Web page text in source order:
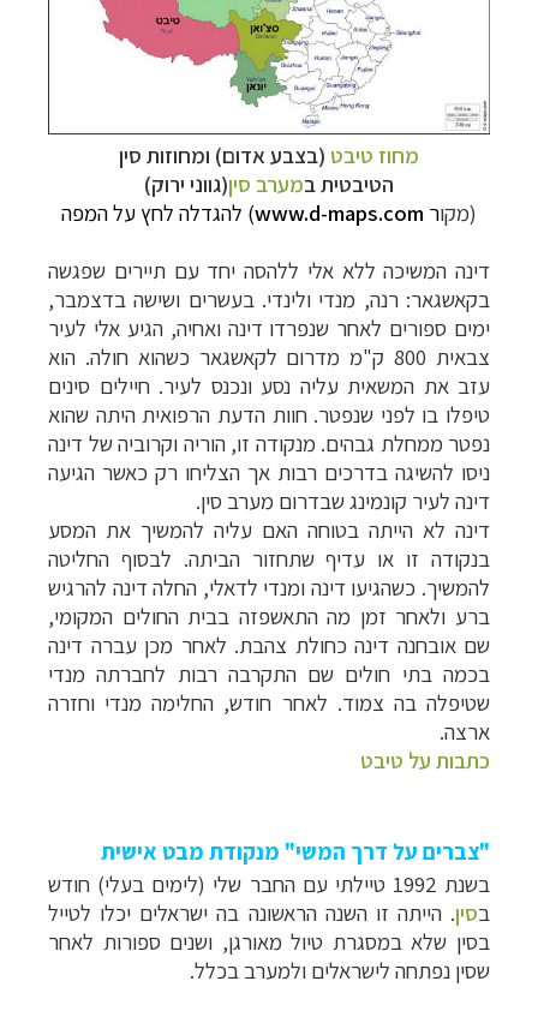
מחוז טיבט (בצבע אדום) ומחוזות סין
הטיבטית במערב סין(גווני ירוק)
(מקור www.d-maps.com) להגדלה לחץ על המפה
דינה המשיכה ללא אלי ללהסה יחד עם תיירים שפגשה
בקאשגאר: רנה, מנדי ולינדי. בעשרים ושישה בדצמבר,
ימים ספורים לאחר שנפרדו דינה ואחיה, הגיע אלי לעיר
צבאית 800 ק"מ מדרום לקאשגאר כשהוא חולה. הוא
עזב את המשאית עליה נסע ונכנס לעיר. חיילים סינים
טיפלו בו לפני שנפטר. חוות הדעת הרפואית היתה שהוא
נפטר ממחלת גבהים. מנקודה זו, הוריה וקרוביה של דינה
ניסו להשיגה בדרכים רבות אך הצליחו רק כאשר הגיעה
דינה לעיר קונמינג שבדרום מערב סין.
דינה לא הייתה בטוחה האם עליה להמשיך את המסע
בנקודה זו או עדיף שתחזור הביתה. לבסוף החליטה
להמשיך. כשהגיעו דינה ומנדי לדאלי, החלה דינה להרגיש
ברע ולאחר זמן מה התאשפזה בבית החולים המקומי,
שם אובחנה דינה כחולת צהבת. לאחר מכן עברה דינה
בכמה בתי חולים שם התקרבה רבות לחברתה מנדי
שטיפלה בה צמוד. לאחר חודש, החלימה מנדי וחזרה
ארצה.
כתבות על טיבט
"צברים על דרך המשי" מנקודת מבט אישית
בשנת 1992 טיילתי עם החבר שלי (לימים בעלי) חודש
בסין. הייתה זו השנה הראשונה בה ישראלים יכלו לטייל
בסין שלא במסגרת טיול מאורגן, ושנים ספורות לאחר
שסין נפתחה לישראלים ולמערב בכלל.